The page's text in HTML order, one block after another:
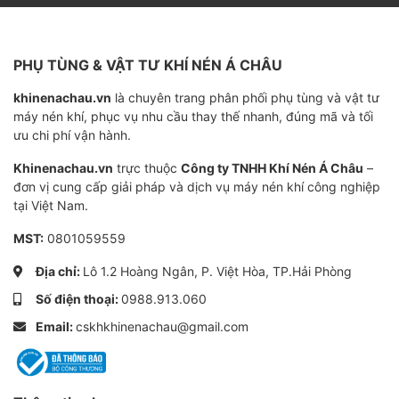
PHỤ TÙNG & VẬT TƯ KHÍ NÉN Á CHÂU
khinenachau.vn là chuyên trang phân phối phụ tùng và vật tư
máy nén khí, phục vụ nhu cầu thay thế nhanh, đúng mã và tối
ưu chi phí vận hành.
Khinenachau.vn trực thuộc Công ty TNHH Khí Nén Á Châu –
đơn vị cung cấp giải pháp và dịch vụ máy nén khí công nghiệp
tại Việt Nam.
MST: 0801059559
Địa chỉ: Lô 1.2 Hoàng Ngân, P. Việt Hòa, TP.Hải Phòng
Số điện thoại:0988.913.060
Email:cskhkhinenachau@gmail.com